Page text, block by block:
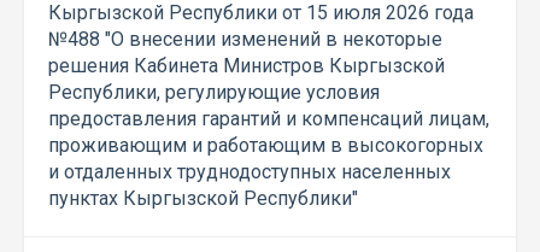
Кыргызской Республики от 15 июля 2026 года
№488 "О внесении изменений в некоторые
решения Кабинета Министров Кыргызской
Республики, регулирующие условия
предоставления гарантий и компенсаций лицам,
проживающим и работающим в высокогорных
и отдаленных труднодоступных населенных
пунктах Кыргызской Республики"